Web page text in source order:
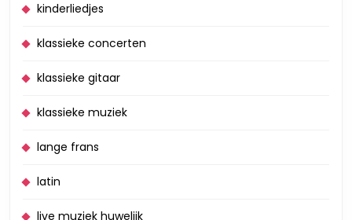
kinderliedjes
klassieke concerten
klassieke gitaar
klassieke muziek
lange frans
latin
live muziek huwelijk